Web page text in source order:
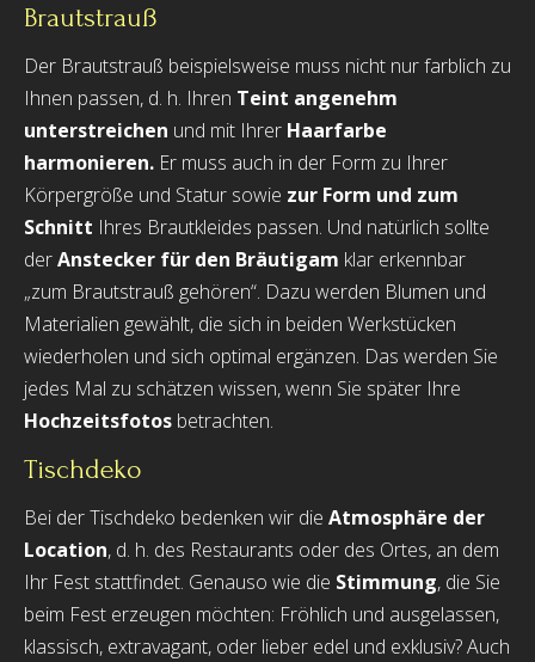
Brautstrauß
Der Brautstrauß beispielsweise muss nicht nur farblich zu
Ihnen passen, d. h. Ihren Teint angenehm
unterstreichen und mit Ihrer Haarfarbe
harmonieren. Er muss auch in der Form zu Ihrer
Körpergröße und Statur sowie zur Form und zum
Schnitt Ihres Brautkleides passen. Und natürlich sollte
derAnstecker für den Bräutigam klar erkennbar
„zum Brautstrauß gehören“. Dazu werden Blumen und
Materialien gewählt, die sich in beiden Werkstücken
wiederholen und sich optimal ergänzen. Das werden Sie
jedes Mal zu schätzen wissen, wenn Sie später Ihre
Hochzeitsfotos betrachten.
Tischdeko
Bei der Tischdeko bedenken wir die Atmosphäre der
Location, d. h. des Restaurants oder des Ortes, an dem
Ihr Fest stattfindet. Genauso wie die Stimmung, die Sie
beim Fest erzeugen möchten: Fröhlich und ausgelassen,
klassisch, extravagant, oder lieber edel und exklusiv? Auch